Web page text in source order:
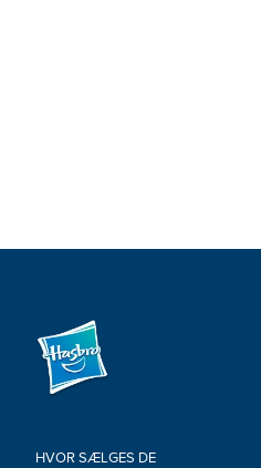
HVOR SÆLGES DE